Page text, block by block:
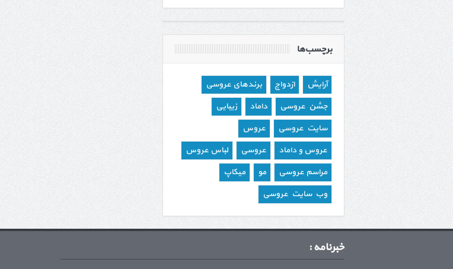
برچسب‌ها
آرایش ازدواج
برندهای عروسی
جشن عروسی
داماد
زیبایی
سایت عروسی
عروس
عروس و داماد
عروسی
لباس عروس
مراسم عروسی
مو
میکاپ
وب سایت عروسی
خبرنامه :